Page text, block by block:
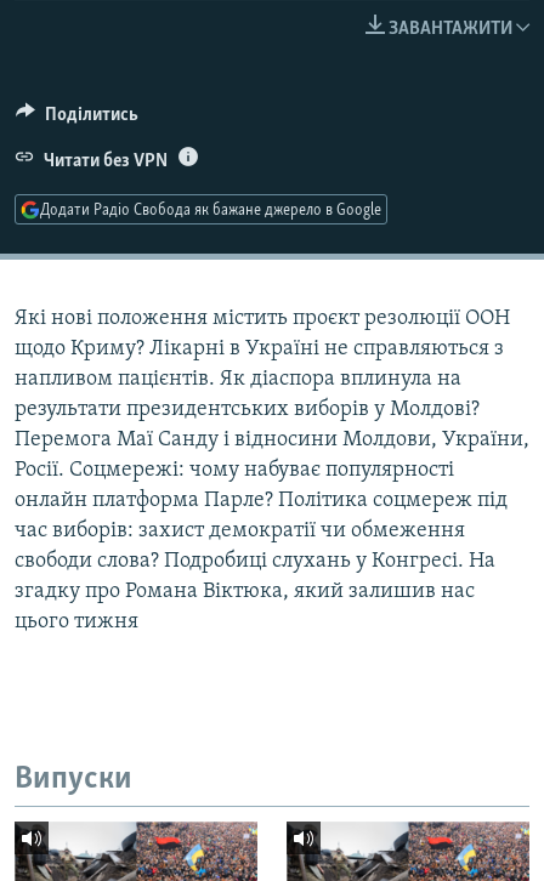
КРИМ РЕАЛІЇ
РУС
УКР
КТАТ
ДОЛУЧАЙСЯ!
Усі сайти RFE/RL
ЗАВАНТАЖИТИ
Поділитись
Читати без VPN
Додати Радіо Свобода як бажане джерело в Google
Які нові положення містить проєкт резолюції ООН
щодо Криму? Лікарні в Україні не справляються з
напливом пацієнтів. Як діаспора вплинула на
результати президентських виборів у Молдові?
Перемога Маї Санду і відносини Молдови, України,
Росії. Соцмережі: чому набуває популярності
онлайн платформа Парле? Політика соцмереж під
час виборів: захист демократії чи обмеження
свободи слова? Подробиці слухань у Конгресі. На
згадку про Романа Віктюка, який залишив нас
цього тижня
Випуски